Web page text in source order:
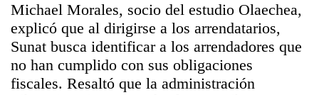
Michael Morales, socio del estudio Olaechea,
explicó que al dirigirse a los arrendatarios,
Sunat busca identificar a los arrendadores que
no han cumplido con sus obligaciones
fiscales. Resaltó que la administración